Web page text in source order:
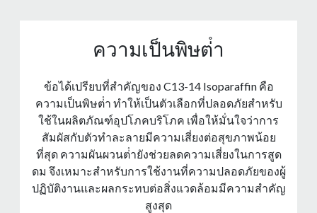
ความเป็นพิษต่ํา
ข้อได้เปรียบที่สําคัญของ C13-14 Isoparaffin คือ
ความเป็นพิษต่ํา ทําให้เป็นตัวเลือกที่ปลอดภัยสําหรับ
ใช้ในผลิตภัณฑ์อุปโภคบริโภค เพื่อให้มั่นใจว่าการ
สัมผัสกับตัวทําละลายมีความเสี่ยงต่อสุขภาพน้อย
ที่สุด ความผันผวนต่ํายังช่วยลดความเสี่ยงในการสูด
ดม จึงเหมาะสําหรับการใช้งานที่ความปลอดภัยของผู้
ปฏิบัติงานและผลกระทบต่อสิ่งแวดล้อมมีความสําคัญ
สูงสุด